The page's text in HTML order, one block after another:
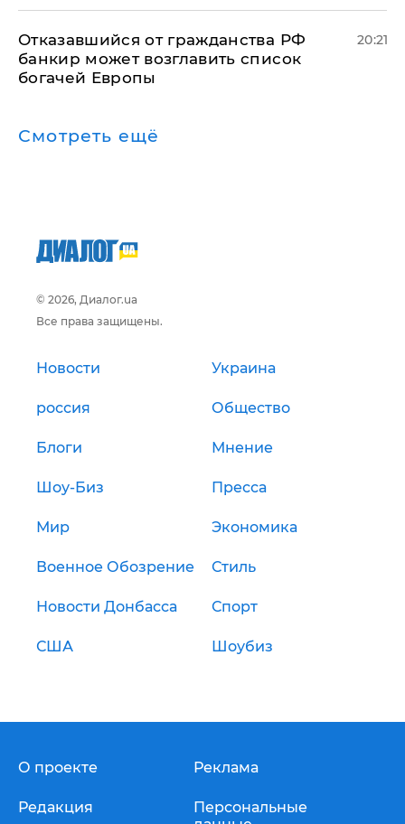
Отказавшийся от гражданства РФ
банкир может возглавить список
богачей Европы
20:21
Смотреть ещё
© 2026, Диалог.ua
Все права защищены.
Новости Украина
россия Общество
Блоги Мнение
Шоу-Биз Пресса
Мир Экономика
Военное Обозрение Стиль
Новости Донбасса Спорт
США Шоубиз
О проекте
Редакция
Реклама
Персональные